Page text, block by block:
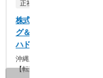
正社員
株式会社ツルハグループ
グ＆ファーマシー西日本
ハドラッグ 与那原店
沖縄県★ツルハグループ正社
【転勤無しOK/未経験…